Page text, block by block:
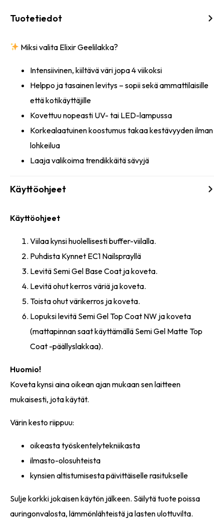
Tuotetiedot
Miksi valita Elixir Geelilakka?
Intensiivinen, kiiltävä väri jopa 4 viikoksi
Helppo ja tasainen levitys – sopii sekä ammattilaisille
että kotikäyttäjille
Kovettuu nopeasti UV- tai LED-lampussa
Korkealaatuinen koostumus takaa kestävyyden ilman
lohkeilua
Laaja valikoima trendikkäitä sävyjä
Käyttöohjeet
Käyttöohjeet
Viilaa kynsi huolellisesti buffer-viilalla.
Puhdista Kynnet EC1 Nailsprayllä
Levitä Semi Gel Base Coat ja koveta.
Levitä ohut kerros väriä ja koveta.
Toista ohut värikerros ja koveta.
Lopuksi levitä Semi Gel Top Coat NW ja koveta
(mattapinnan saat käyttämällä Semi Gel Matte Top
Coat -päällyslakkaa).
Huomio!
Koveta kynsi aina oikean ajan mukaan sen laitteen
mukaisesti, jota käytät.
Värin kesto riippuu:
oikeasta työskentelytekniikasta
ilmasto-olosuhteista
kynsien altistumisesta päivittäiselle rasitukselle
Sulje korkki jokaisen käytön jälkeen. Säilytä tuote poissa
auringonvalosta, lämmönlähteistä ja lasten ulottuvilta.